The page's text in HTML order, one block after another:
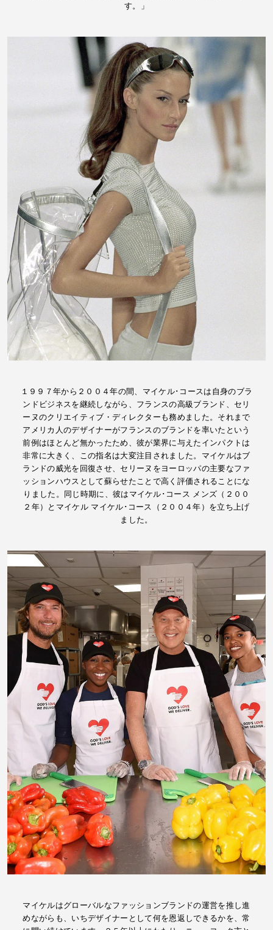
す。」
１９９７年から２００４年の間、マイケル･コースは自身のブラ
ンドビジネスを継続しながら、フランスの高級ブランド、セリ
ーヌのクリエイティブ・ディレクターも務めました。それまで
アメリカ人のデザイナーがフランスのブランドを率いたという
前例はほとんど無かったため、彼が業界に与えたインパクトは
非常に大きく、この指名は大変注目されました。マイケルはブ
ランドの威光を回復させ、セリーヌをヨーロッパの主要なファ
ッションハウスとして蘇らせたことで高く評価されることにな
りました。同じ時期に、彼はマイケル･コース メンズ（２００
２年）とマイケル マイケル･コース（２００４年）を立ち上げ
ました。
マイケルはグローバルなファッションブランドの運営を推し進
めながらも、いちデザイナーとして何を恩返しできるかを、常